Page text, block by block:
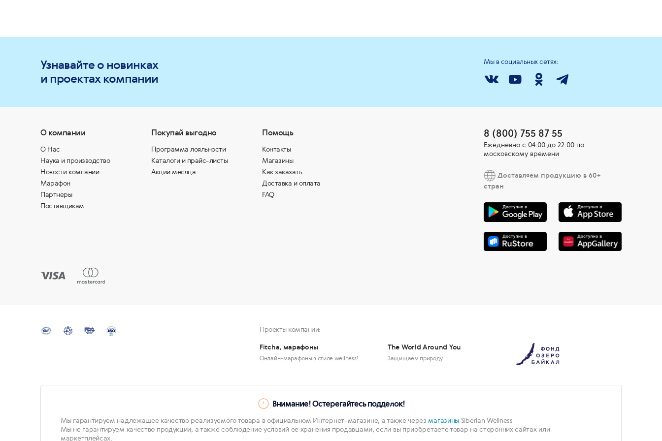
Узнавайте о новинках
и проектах компании
Мы в социальных сетях:
О компании
О Нас
Наука и производство
Новости компании
Марафон
Партнеры
Поставщикам
Покупай выгодно
Программа лояльности
Каталоги и прайс-листы
Акции месяца
Помощь
Контакты
Магазины
Как заказать
Доставка и оплата
FAQ
8 (800) 755 87 55
Ежедневно c 04:00 до 22:00 по
московскому времени
Доставляем продукцию в 60+
стран
Проекты компании:
Fitcha, марафоны
Онлайн-марафоны в стиле wellness!
The World Around You
Защищаем природу
Внимание! Остерегайтесь подделок!
Мы гарантируем надлежащее качество реализуемого товара в официальном Интернет-магазине, а также черезмагазины Siberian Wellness
Мы не гарантируем качество продукции, а также соблюдение условий ее хранения продавцами, если вы приобретаете товар на сторонних сайтах или
маркетплейсах.